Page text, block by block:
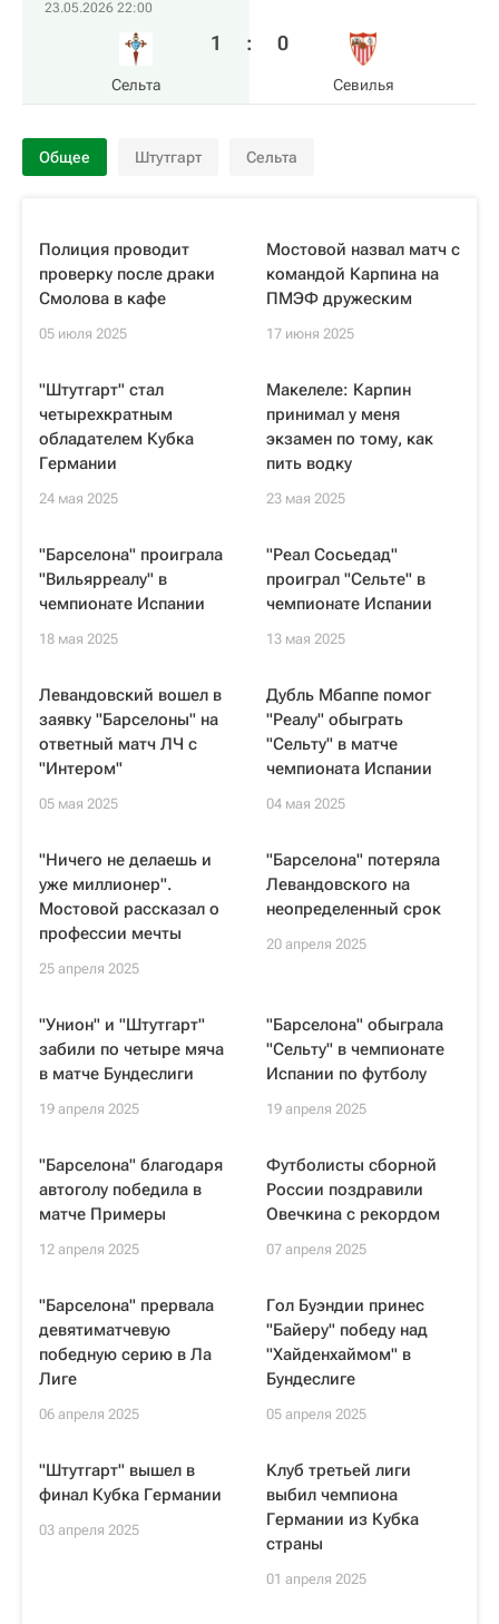
23.05.2026 22:00
Сельта
1 : 0
Севилья
Общее Штутгарт Сельта
Полиция проводит
проверку после драки
Смолова в кафе
05 июля 2025
Мостовой назвал матч с
командой Карпина на
ПМЭФ дружеским
17 июня 2025
"Штутгарт" стал
четырехкратным
обладателем Кубка
Германии
24 мая 2025
Макелеле: Карпин
принимал у меня
экзамен по тому, как
пить водку
23 мая 2025
"Барселона" проиграла
"Вильярреалу" в
чемпионате Испании
18 мая 2025
"Реал Сосьедад"
проиграл "Сельте" в
чемпионате Испании
13 мая 2025
Левандовский вошел в
заявку "Барселоны" на
ответный матч ЛЧ с
"Интером"
05 мая 2025
Дубль Мбаппе помог
"Реалу" обыграть
"Сельту" в матче
чемпионата Испании
04 мая 2025
"Ничего не делаешь и
уже миллионер".
Мостовой рассказал о
профессии мечты
25 апреля 2025
"Барселона" потеряла
Левандовского на
неопределенный срок
20 апреля 2025
"Унион" и "Штутгарт"
забили по четыре мяча
в матче Бундеслиги
19 апреля 2025
"Барселона" обыграла
"Сельту" в чемпионате
Испании по футболу
19 апреля 2025
"Барселона" благодаря
автоголу победила в
матче Примеры
12 апреля 2025
Футболисты сборной
России поздравили
Овечкина с рекордом
07 апреля 2025
"Барселона" прервала
девятиматчевую
победную серию в Ла
Лиге
06 апреля 2025
Гол Буэндии принес
"Байеру" победу над
"Хайденхаймом" в
Бундеслиге
05 апреля 2025
"Штутгарт" вышел в
финал Кубка Германии
03 апреля 2025
Клуб третьей лиги
выбил чемпиона
Германии из Кубка
страны
01 апреля 2025